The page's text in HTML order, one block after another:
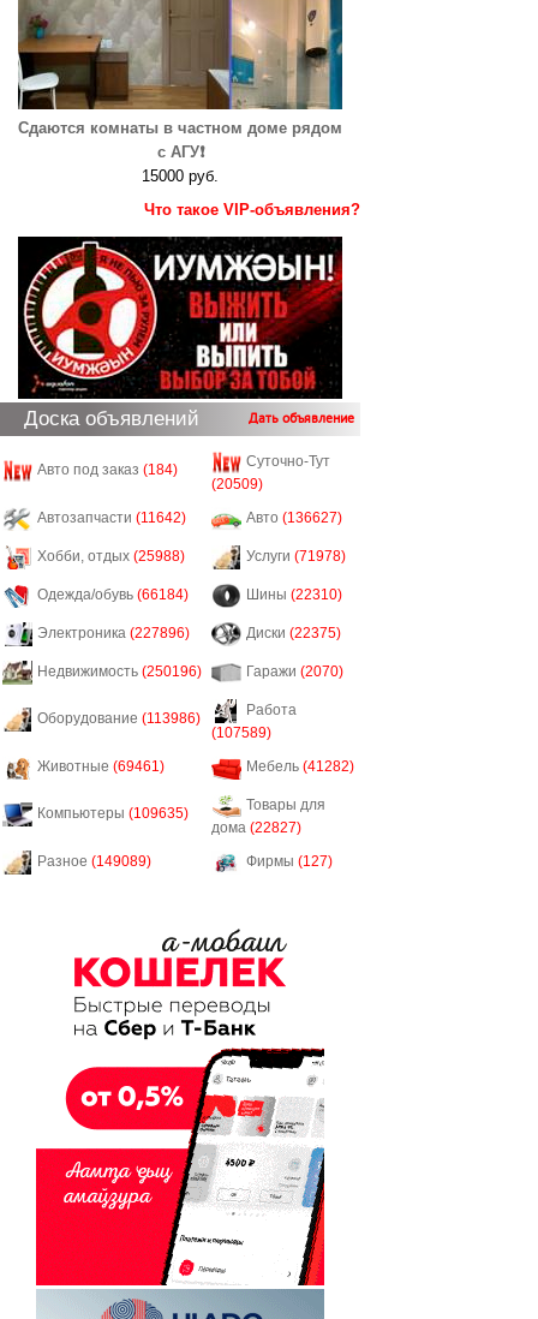
Сдаются комнаты в частном доме рядом
с АГУ❗️
15000 руб.
Что такое VIP-объявления?
Доска объявлений Дать объявление
Авто под заказ (184)
Суточно-Тут
(20509)
Автозапчасти (11642) Авто (136627)
Хобби, отдых (25988) Услуги (71978)
Одежда/обувь (66184) Шины (22310)
Электроника (227896) Диски (22375)
Недвижимость (250196) Гаражи (2070)
Оборудование (113986)
Работа
(107589)
Животные (69461) Мебель (41282)
Компьютеры (109635)
Товары для
дома (22827)
Разное (149089) Фирмы (127)